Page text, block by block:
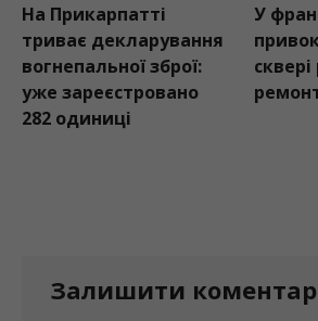
зброї:
У франківському
привокзальному
сквері розпочали
ремонт лавок
Залишити коментар